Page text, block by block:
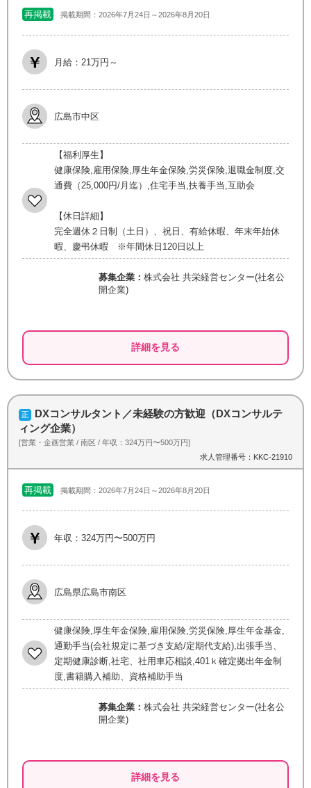
再掲載 掲載期間：2026年7月24日～2026年8月20日
月給：21万円～
広島市中区
【福利厚生】
健康保険,雇用保険,厚生年金保険,労災保険,退職金制度,交
通費（25,000円/月迄）,住宅手当,扶養手当,互助会
【休日詳細】
完全週休２日制（土日）、祝日、有給休暇、年末年始休
暇、慶弔休暇 ※年間休日120日以上
募集企業： 株式会社 共栄経営センター(社名公
開企業)
詳細を見る
DXコンサルタント／未経験の方歓迎（DXコンサルテ
ィング企業）
[営業・企画営業 / 南区 / 年収：324万円〜500万円]
求人管理番号：KKC-21910
再掲載 掲載期間：2026年7月24日～2026年8月20日
年収：324万円〜500万円
広島県広島市南区
健康保険,厚生年金保険,雇用保険,労災保険,厚生年金基金,
通勤手当(会社規定に基づき支給/定期代支給),出張手当、
定期健康診断,社宅、社用車応相談,401ｋ確定拠出年金制
度,書籍購入補助、資格補助手当
募集企業： 株式会社 共栄経営センター(社名公
開企業)
詳細を見る